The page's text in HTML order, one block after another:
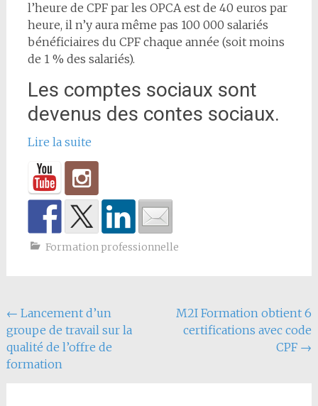
l’heure de CPF par les OPCA est de 40 euros par
heure, il n’y aura même pas 100 000 salariés
bénéficiaires du CPF chaque année (soit moins
de 1 % des salariés).
Les comptes sociaux sont
devenus des contes sociaux.
Lire la suite
Formation professionnelle
Navigation
de
l'article
← Lancement d’un
groupe de travail sur la
qualité de l’offre de
formation
M2I Formation obtient 6
certifications avec code
CPF →